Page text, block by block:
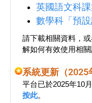
英國語文科
數學科「預
請下載相關資料，
解如何有效使用相關
系統更新（2025
平台已於2025年10
按此。